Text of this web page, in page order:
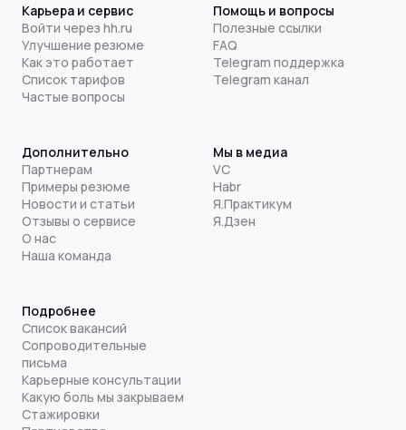
Карьера и сервис
Войти через hh.ru
Улучшение резюме
Как это работает
Список тарифов
Частые вопросы
Помощь и вопросы
Полезные ссылки
FAQ
Telegram поддержка
Telegram канал
Дополнительно
Партнерам
Примеры резюме
Новости и статьи
Отзывы о сервисе
О нас
Наша команда
Мы в медиа
VC
Habr
Я.Практикум
Я.Дзен
Подробнее
Список вакансий
Сопроводительные
письма
Карьерные консультации
Какую боль мы закрываем
Стажировки